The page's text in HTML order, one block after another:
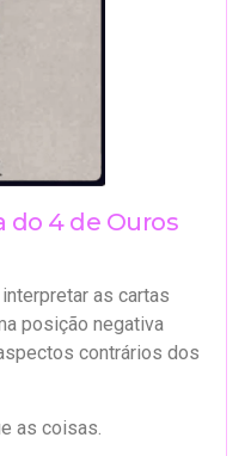
do 4 de Ouros
as cartas
posição negativa
contrários dos
as coisas.